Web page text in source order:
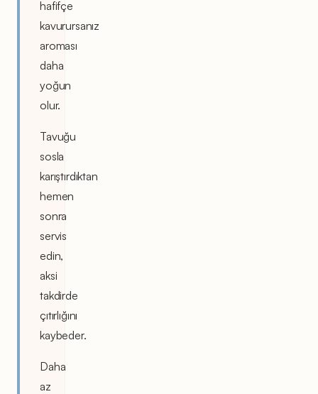
hafifçe
kavurursanız
aroması
daha
yoğun
olur.
Tavuğu
sosla
karıştırdıktan
hemen
sonra
servis
edin,
aksi
takdirde
çıtırlığını
kaybeder.
Daha
az